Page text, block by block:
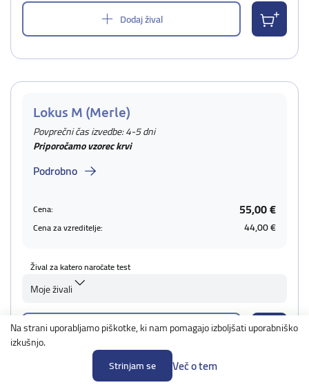
Na strani uporabljamo piškotke, ki nam pomagajo izboljšati uporabniško
izkušnjo.
Strinjam se
Več o tem
Dodaj žival
Lokus M (Merle)
Povprečni čas izvedbe: 4-5 dni
Priporočamo vzorec krvi
Podrobno
Cena: 55,00 €
Cena za vzreditelje: 44,00 €
Žival za katero naročate test
Moje živali
Dodaj žival